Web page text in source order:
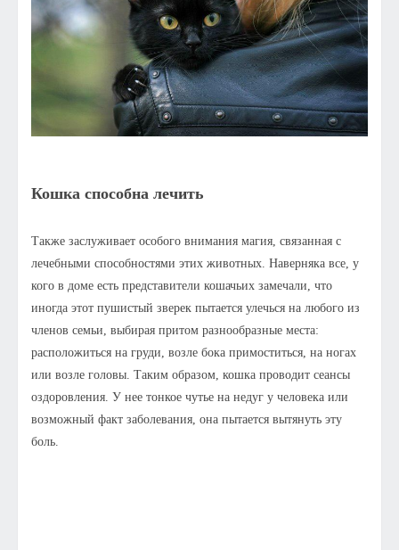
Кошка способна лечить
Также заслуживает особого внимания магия, связанная с
лечебными способностями этих животных. Наверняка все, у
кого в доме есть представители кошачьих замечали, что
иногда этот пушистый зверек пытается улечься на любого из
членов семьи, выбирая притом разнообразные места:
расположиться на груди, возле бока примоститься, на ногах
или возле головы. Таким образом, кошка проводит сеансы
оздоровления. У нее тонкое чутье на недуг у человека или
возможный факт заболевания, она пытается вытянуть эту
боль.